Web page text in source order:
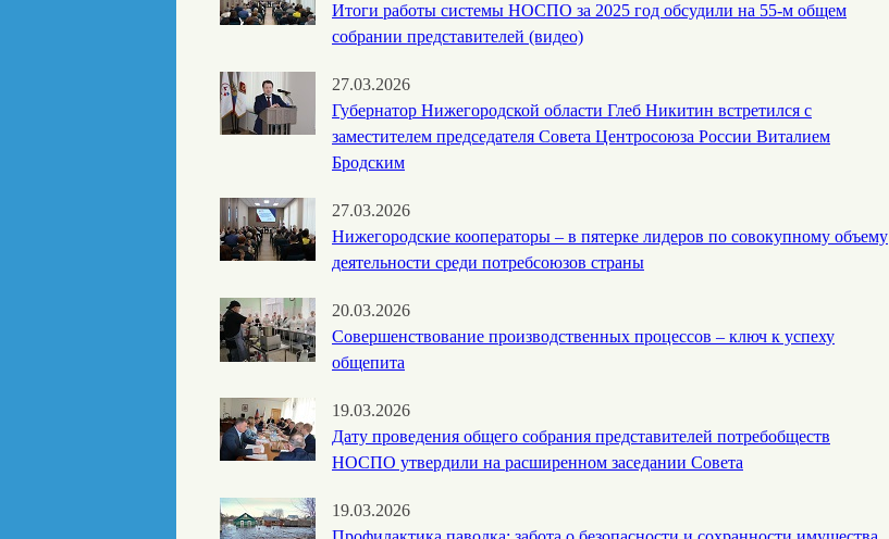
Итоги работы системы НОСПО за 2025 год обсудили на 55-м общем
собрании представителей (видео)
27.03.2026
Губернатор Нижегородской области Глеб Никитин встретился с
заместителем председателя Совета Центросоюза России Виталием
Бродским
27.03.2026
Нижегородские кооператоры – в пятерке лидеров по совокупному объему
деятельности среди потребсоюзов страны
20.03.2026
Совершенствование производственных процессов – ключ к успеху
общепита
19.03.2026
Дату проведения общего собрания представителей потребобществ
НОСПО утвердили на расширенном заседании Совета
19.03.2026